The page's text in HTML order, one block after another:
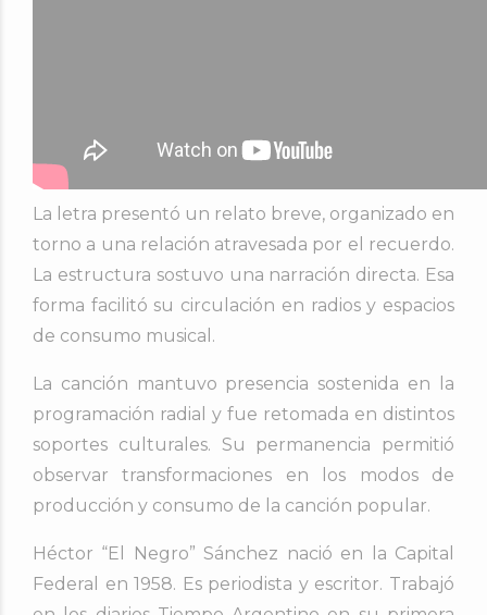
La letra presentó un relato breve, organizado en
torno a una relación atravesada por el recuerdo.
La estructura sostuvo una narración directa. Esa
forma facilitó su circulación en radios y espacios
de consumo musical.
La canción mantuvo presencia sostenida en la
programación radial y fue retomada en distintos
soportes culturales. Su permanencia permitió
observar transformaciones en los modos de
producción y consumo de la canción popular.
Héctor “El Negro” Sánchez nació en la Capital
Federal en 1958. Es periodista y escritor. Trabajó